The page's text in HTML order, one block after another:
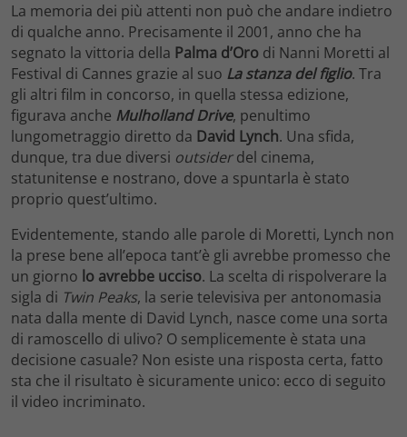
La memoria dei più attenti non può che andare indietro
di qualche anno. Precisamente il 2001, anno che ha
segnato la vittoria della Palma d’Oro di Nanni Moretti al
Festival di Cannes grazie al suo La stanza del figlio. Tra
gli altri film in concorso, in quella stessa edizione,
figurava anche Mulholland Drive, penultimo
lungometraggio diretto da David Lynch. Una sfida,
dunque, tra due diversi outsiderdel cinema,
statunitense e nostrano, dove a spuntarla è stato
proprio quest’ultimo.
Evidentemente, stando alle parole di Moretti, Lynch non
la prese bene all’epoca tant’è gli avrebbe promesso che
un giorno lo avrebbe ucciso. La scelta di rispolverare la
sigla di Twin Peaks, la serie televisiva per antonomasia
nata dalla mente di David Lynch, nasce come una sorta
di ramoscello di ulivo? O semplicemente è stata una
decisione casuale? Non esiste una risposta certa, fatto
sta che il risultato è sicuramente unico: ecco di seguito
il video incriminato.